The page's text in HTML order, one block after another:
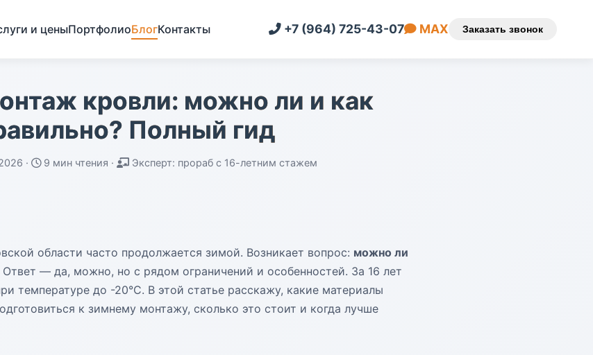
и ценыПортфолиоБлогКонтакты +7 (964) 725-43-07 MAX Заказать звонок
кровли: можно ли и как
Полный гид
· 9 мин чтения · Эксперт: прораб с 16-летним стажем
области часто продолжается зимой. Возникает вопрос: можно ли
Ответ — да, можно, но с рядом ограничений и особенностей. За 16 лет
температуре до -20°C. В этой статье расскажу, какие материалы
к зимнему монтажу, сколько это стоит и когда лучше